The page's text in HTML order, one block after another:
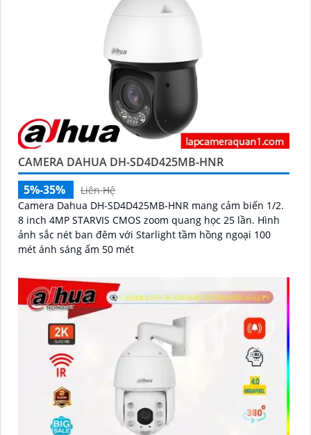
CAMERA DAHUA DH-SD4D425MB-HNR
5%-35%
Liên Hệ
Camera Dahua DH-SD4D425MB-HNR mang cảm biến 1/2.
8 inch 4MP STARVIS CMOS zoom quang học 25 lần. Hình
ảnh sắc nét ban đêm với Starlight tầm hồng ngoại 100
mét ánh sáng ấm 50 mét